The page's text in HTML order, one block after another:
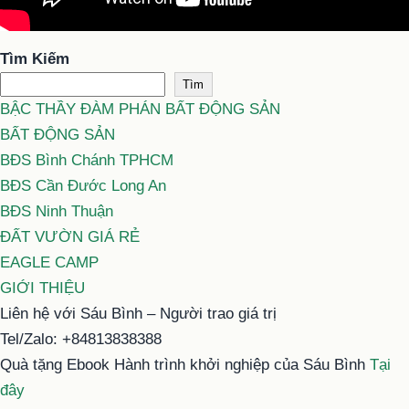
Tìm Kiếm
Tìm
BẬC THẦY ĐÀM PHÁN BẤT ĐỘNG SẢN
BẤT ĐỘNG SẢN
BĐS Bình Chánh TPHCM
BĐS Cần Đước Long An
BĐS Ninh Thuận
ĐẤT VƯỜN GIÁ RẺ
EAGLE CAMP
GIỚI THIỆU
Liên hệ với Sáu Bình – Người trao giá trị
Tel/Zalo: +84813838388
Quà tặng Ebook Hành trình khởi nghiệp của Sáu Bình Tại
đây